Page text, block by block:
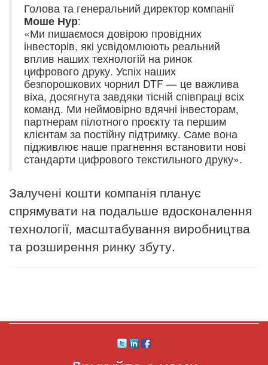
Голова та генеральний директор компанії
Моше Нур:
«Ми пишаємося довірою провідних
інвесторів, які усвідомлюють реальний
вплив наших технологій на ринок
цифрового друку. Успіх наших
безпорошкових чорнил DTF — це важлива
віха, досягнута завдяки тісній співпраці всіх
команд. Ми неймовірно вдячні інвесторам,
партнерам пілотного проєкту та першим
клієнтам за постійну підтримку. Саме вона
підживлює наше прагнення встановити нові
стандарти цифрового текстильного друку».
Залучені кошти компанія планує
спрямувати на подальше вдосконалення
технології, масштабування виробництва
та розширення ринку збуту.